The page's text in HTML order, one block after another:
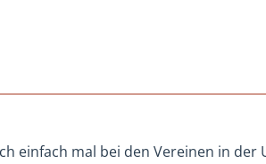
einfach mal bei den Vereinen in der